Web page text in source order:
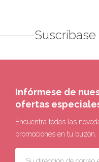
Infórmese de
ofertas
Encuentra todas las
promociones en tu buzón.